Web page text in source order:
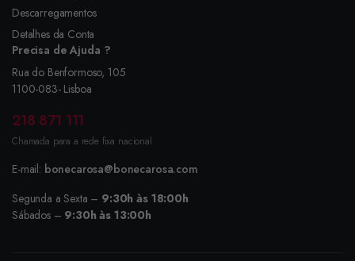
Descarregamentos
Detalhes da Conta
Precisa de Ajuda ?
Rua do Benformoso, 105
1100-083- Lisboa
218 871 111
Chamada para a rede fixa nacional
E-mail: bonecarosa@bonecarosa.com
Segunda a Sexta – 9:30h às 18:00h
Sábados – 9:30h às 13:00h